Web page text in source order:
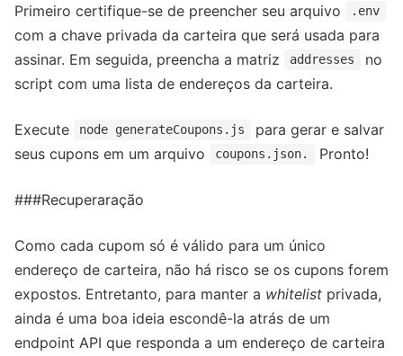
Primeiro certifique-se de preencher seu arquivo .env
com a chave privada da carteira que será usada para
assinar. Em seguida, preencha a matriz
addresses
no
script com uma lista de endereços da carteira.
Execute node generateCoupons.js
para gerar e salvar
seus cupons em um arquivo
coupons.json. Pronto!
###Recuperaração
Como cada cupom só é válido para um único
endereço de carteira, não há risco se os cupons forem
expostos. Entretanto, para manter a whitelist privada,
ainda é uma boa ideia escondê-la atrás de um
endpoint API que responda a um endereço de carteira